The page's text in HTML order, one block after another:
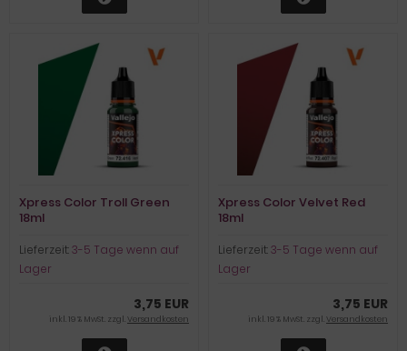
Xpress Color Troll Green
18ml
Lieferzeit:3-5 Tage wenn auf
Lager
3,75 EUR
inkl. 19 % MwSt. zzgl.Versandkosten
Xpress Color Velvet Red
18ml
Lieferzeit:3-5 Tage wenn auf
Lager
3,75 EUR
inkl. 19 % MwSt. zzgl.Versandkosten